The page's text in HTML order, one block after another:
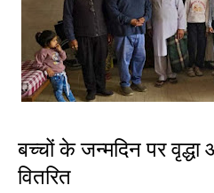
बच्चों के जन्मदिन पर
वितरित